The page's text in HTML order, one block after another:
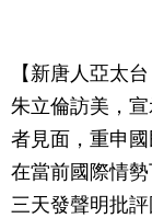
【新唐人亞太
朱立倫訪美，
者見面，重申
在當前國際情
三天發聲明批